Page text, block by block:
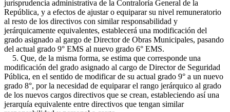
jurisprudencia administrativa de la Contraloría General de la
República, y a efectos de ajustar o equiparar su nivel remuneratorio
al resto de los directivos con similar responsabilidad y
jerárquicamente equivalentes, establecerá una modificación del
grado asignado al gargo de Director de Obras Municipales, pasando
del actual grado 9° EMS al nuevo grado 6° EMS.
5. Que, de la misma forma, se estima que corresponde una
modificación del grado asignado al cargo de Director de Seguridad
Pública, en el sentido de modificar de su actual grado 9° a un nuevo
grado 8°, por la necesidad de equiparar el rango jerárquico al grado
de los nuevos cargos directivos que se crean, estableciendo así una
jerarquía equivalente entre directivos que tengan similar